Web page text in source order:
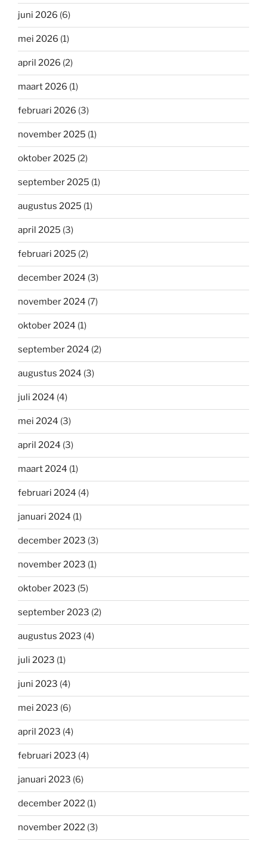
juni 2026 (6)
mei 2026 (1)
april 2026 (2)
maart 2026 (1)
februari 2026 (3)
november 2025 (1)
oktober 2025 (2)
september 2025 (1)
augustus 2025 (1)
april 2025 (3)
februari 2025 (2)
december 2024 (3)
november 2024 (7)
oktober 2024 (1)
september 2024 (2)
augustus 2024 (3)
juli 2024 (4)
mei 2024 (3)
april 2024 (3)
maart 2024 (1)
februari 2024 (4)
januari 2024 (1)
december 2023 (3)
november 2023 (1)
oktober 2023 (5)
september 2023 (2)
augustus 2023 (4)
juli 2023 (1)
juni 2023 (4)
mei 2023 (6)
april 2023 (4)
februari 2023 (4)
januari 2023 (6)
december 2022 (1)
november 2022 (3)